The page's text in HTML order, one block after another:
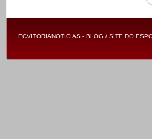
ECVITORIANOTICIAS - BLOG / SITE DO